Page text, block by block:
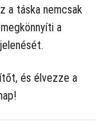
a táska nemcsak
a
és élvezze a